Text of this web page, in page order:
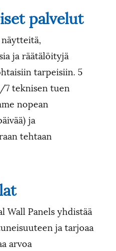
palvelut
ja räätälöityjä
tarpeisiin. 5
7 teknisen tuen
nopean
ja
tehtaan
Wall Panels yhdistää
ja tarjoaa
arvoa